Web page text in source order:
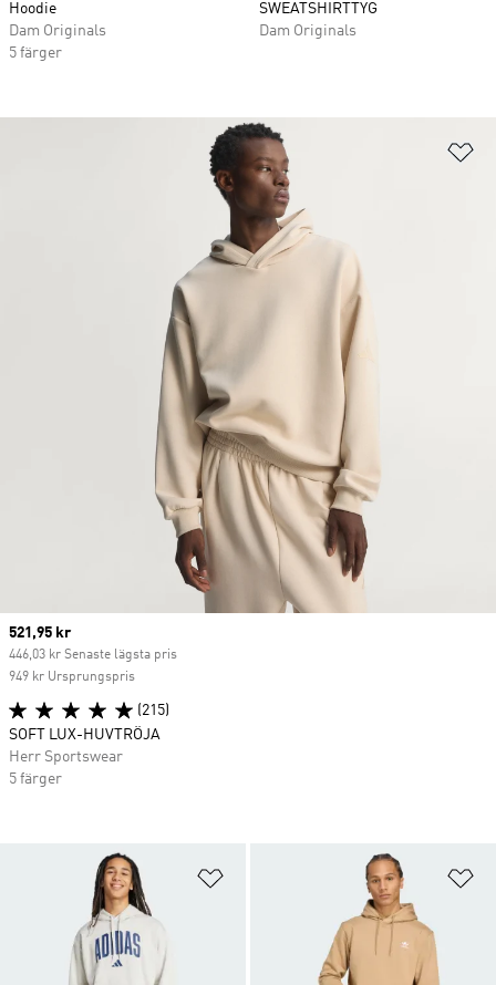
Hoodie
Dam Originals
5 färger
SWEATSHIRTTYG
Dam Originals
Lägg till på önskelistan
Current price
521,95 kr
446,03 kr Senaste lägsta pris
949 kr Ursprungspris
(215)
SOFT LUX-HUVTRÖJA
Herr Sportswear
5 färger